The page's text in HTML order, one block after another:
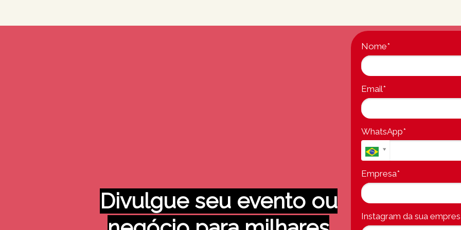
Divulgue seu evento ou
Nome*
Email*
WhatsApp*
Empresa*
Instagram da sua